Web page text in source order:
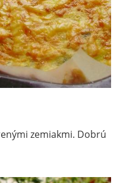
zemiakmi. Dobrú